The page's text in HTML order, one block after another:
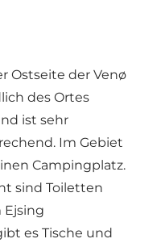
Ostseite der Venø
des Ortes
ist sehr
Im Gebiet
Campingplatz.
sind Toiletten
Ejsing
es Tische und